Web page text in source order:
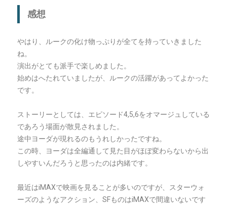
感想
やはり、ルークの化け物っぷりが全てを持っていきました
ね。
演出がとても派手で楽しめました。
始めはへたれていましたが、ルークの活躍があってよかった
です。
ストーリーとしては、エピソード4,5,6をオマージュしている
であろう場面が散見されました。
途中ヨーダが現れるのもうれしかったですね。
この時、ヨーダは全編通して見た目がほぼ変わらないから出
しやすいんだろうと思ったのは内緒です。
最近はiMAXで映画を見ることが多いのですが、スターウォ
ーズのようなアクション、SFものはiMAXで間違いないです